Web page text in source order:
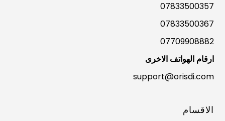
07833500357
07833500367
07709908882
ارقام الهواتف الاخرى
support@orisdi.com
الاقسام